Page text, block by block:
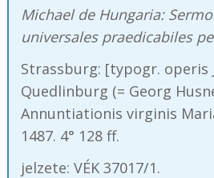
Michael de Hungaria:
universales praedicabiles
Strassburg: [typogr. operis
Quedlinburg (= Georg
Annuntiationis virginis
1487. 4° 128 ff.
jelzete: VÉK 37017/1.